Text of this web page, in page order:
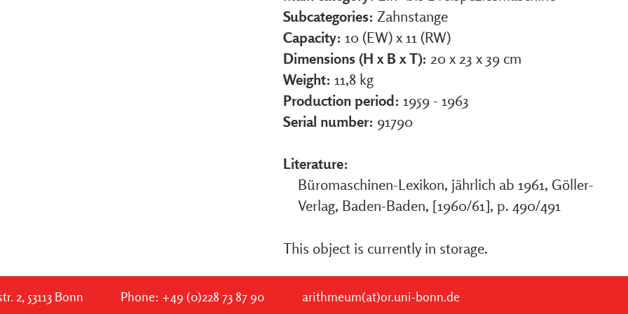
Subcategories: Zahnstange
Capacity: 10 (EW) x 11 (RW)
Dimensions (H x B x T): 20 x 23 x 39 cm
Weight: 11,8 kg
Production period: 1959 - 1963
Serial number: 91790
Literature:
Büromaschinen-Lexikon, jährlich ab 1961, Göller-
Verlag, Baden-Baden, [1960/61], p. 490/491
This object is currently in storage.
2, 53113 Bonn Phone: +49 (0)228 73 87 90 arithmeum(at)or.uni-bonn.de